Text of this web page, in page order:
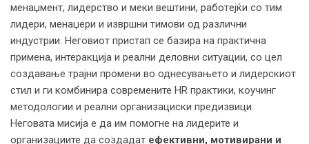
менаџмент, лидерство и меки вештини, работeјќи со тим
лидери, менаџери и извршни тимови од различни
индустрии. Неговиот пристап се базира на практична
примена, интеракција и реални деловни ситуации, со цел
создавање трајни промени во однесувањето и лидерскиот
стил и ги комбинира современите HR практики, коучинг
методологии и реални организациски предизвици.
Неговата мисија е да им помогне на лидерите и
организациите да создадат ефективни, мотивирани и